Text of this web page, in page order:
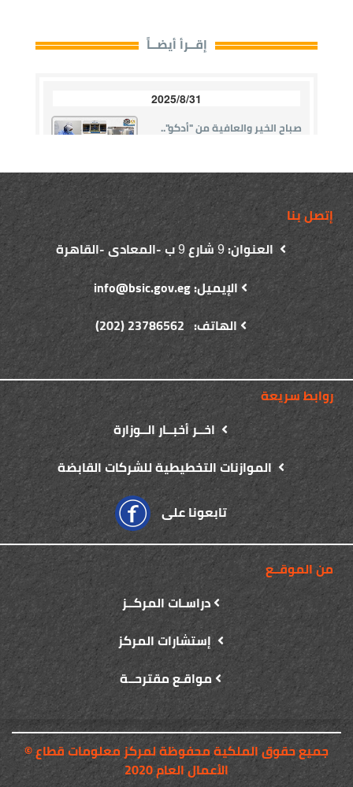
إتصل بنا
العنوان:9شارع9ب -المعادى -القاهرة
الإيميل: info@bsic.gov.eg
الهاتف: 23786562 (202)
روابط سريعة
اخــر أخبــار الــوزارة
الموازنات التخطيطية للشركات القابضة
تابعونا على
من الموقــع
دراسـات المركــز
إستشارات المركز
مواقـع مقترحــة
© جميع حقوق الملكية محفوظة لمركز معلومات قطاع
الأعمال العام 2020